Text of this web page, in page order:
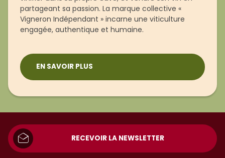
partageant sa passion. La marque collective «
Vigneron Indépendant » incarne une viticulture
engagée, authentique et humaine.
EN SAVOIR PLUS
RECEVOIR LA NEWSLETTER